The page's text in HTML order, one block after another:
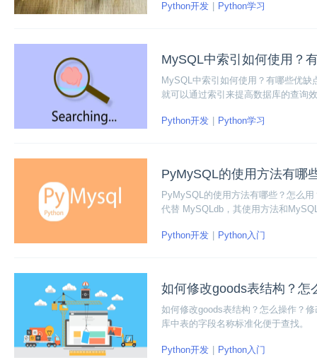
Python开发 Python学习
MySQL中索引如何使用？
MySQL中索引如何使用？有哪些优缺
就可以通过索引来提高数据库的查询
Python开发 Python学习
PyMySQL的使用方法有哪
PyMySQL的使用方法有哪些？怎么
代替 MySQLdb，其使用方法和
Python开发 Python入门
如何修改goods表结构？怎
如何修改goods表结构？怎么操作？
库中表的字段名称标准化便于查找。
Python开发 Python入门